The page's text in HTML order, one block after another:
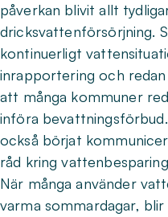
påverkan blivit allt
dricksvattenförsörjning.
kontinuerligt
inrapportering och
att många kommuner
införa
också börjat
råd kring
När många använder
varma sommardagar,